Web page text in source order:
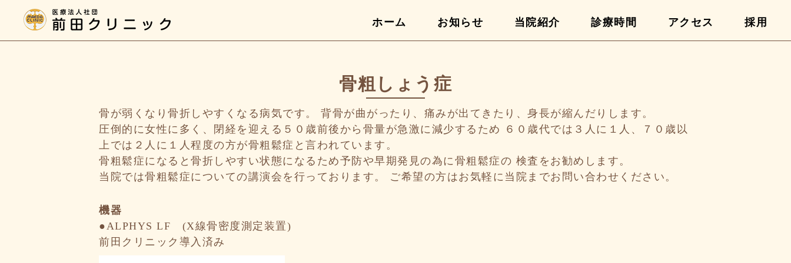
ホーム お知らせ 当院紹介 診療時間 アクセス 採用
骨粗しょう症
骨が弱くなり骨折しやすくなる病気です。 背骨が曲がったり、痛みが出てきたり、身長が縮んだりします。
圧倒的に女性に多く、閉経を迎える５０歳前後から骨量が急激に減少するため ６０歳代では３人に１人、７０歳以
上では２人に１人程度の方が骨粗鬆症と言われています。
骨粗鬆症になると骨折しやすい状態になるため予防や早期発見の為に骨粗鬆症の 検査をお勧めします。
当院では骨粗鬆症についての講演会を行っております。 ご希望の方はお気軽に当院までお問い合わせください。
機器
●ALPHYS LF (X線骨密度測定装置)
前田クリニック導入済み